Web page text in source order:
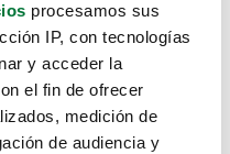
procesamos sus
IP, con tecnologías
y acceder la
el fin de ofrecer
medición de
de audiencia y
como
aquí.